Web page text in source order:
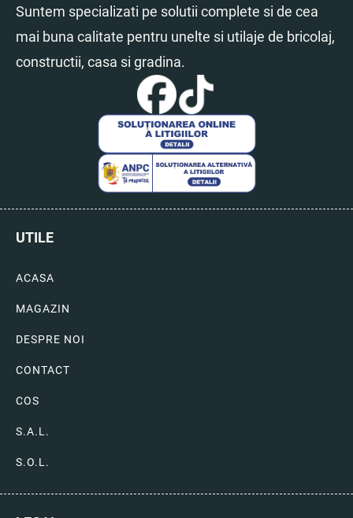
Suntem specializati pe solutii complete si de cea
mai buna calitate pentru unelte si utilaje de bricolaj,
constructii, casa si gradina.
UTILE
ACASA
MAGAZIN
DESPRE NOI
CONTACT
COS
S.A.L.
S.O.L.